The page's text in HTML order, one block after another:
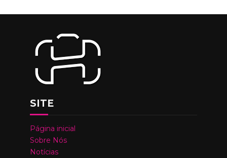
SITE
Página inicial
Sobre Nós
Notícias